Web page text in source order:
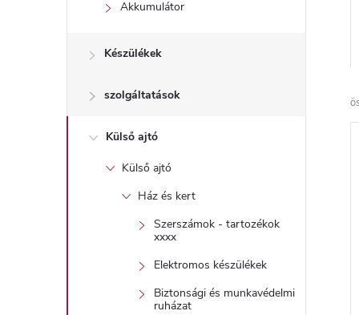
Akkumulátor
Készülékek
szolgáltatások
Külső ajtó
Külső ajtó
Ház és kert
Szerszámok - tartozékok
xxxx
Elektromos készülékek
Biztonsági és munkavédelmi
ruházat